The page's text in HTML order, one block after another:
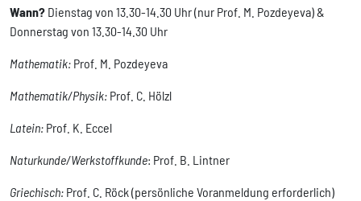
Wann? Dienstag von 13.30-14.30 Uhr (nur Prof. M. Pozdeyeva) &
Donnerstag von 13.30-14.30 Uhr
Mathematik: Prof. M. Pozdeyeva
Mathematik/Physik: Prof. C. Hölzl
Latein: Prof. K. Eccel
Naturkunde/Werkstoffkunde: Prof. B. Lintner
Griechisch: Prof. C. Röck (persönliche Voranmeldung erforderlich)